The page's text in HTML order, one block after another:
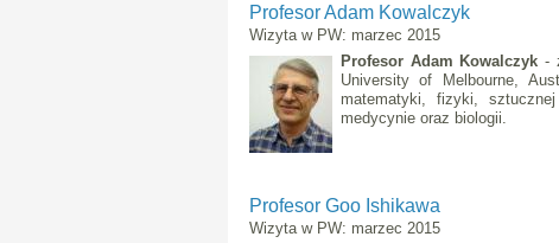
Profesor Adam Kowalczyk
Wizyta w PW: marzec 2015
Profesor Adam Kowalczyk-
University of Melbourne,
matematyki, fizyki,
medycynie oraz biologii.
Profesor Goo Ishikawa
Wizyta w PW: marzec 2015